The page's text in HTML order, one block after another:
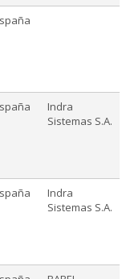
Indra
Sistemas S.A.
Indra
Sistemas S.A.